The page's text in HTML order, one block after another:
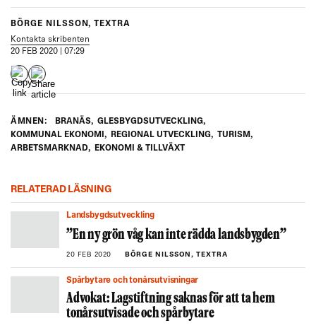
BÖRGE NILSSON, TEXTRA
Kontakta skribenten
20 FEB 2020 | 07:29
ÄMNEN: BRANÄS, GLESBYGDSUTVECKLING,
KOMMUNAL EKONOMI , REGIONAL UTVECKLING, TURISM,
ARBETSMARKNAD, EKONOMI & TILLVÄXT
RELATERAD LÄSNING
Landsbygdsutveckling
”En ny grön våg kan inte rädda landsbygden”
20 FEB 2020 BÖRGE NILSSON, TEXTRA
Spårbytare och tonårsutvisningar
Advokat: Lagstiftning saknas för att ta hem
tonårsutvisade och spårbytare